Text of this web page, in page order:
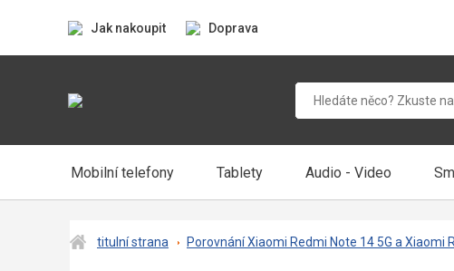
Jak nakoupit Doprava
Mobilní telefony Tablety Audio - Video
titulní strana Porovnání Xiaomi Redmi Note 14 5G a Xiaomi